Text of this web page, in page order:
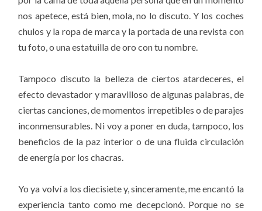
nos apetece, está bien, mola, no lo discuto. Y los coches
chulos y la ropa de marca y la portada de una revista con
tu foto, o una estatuilla de oro con tu nombre.
Tampoco discuto la belleza de ciertos atardeceres, el
efecto devastador y maravilloso de algunas palabras, de
ciertas canciones, de momentos irrepetibles o de parajes
inconmensurables. Ni voy a poner en duda, tampoco, los
beneficios de la paz interior o de una fluida circulación
de energía por los chacras.
Yo ya volví a los diecisiete y, sinceramente, me encantó la
experiencia tanto como me decepcionó. Porque no se